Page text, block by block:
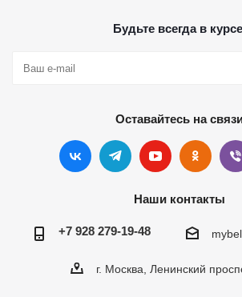
Будьте всегда в
Оставайтесь на
Наши контакты
+7 928 279-19-48
г. Москва, Ленинский